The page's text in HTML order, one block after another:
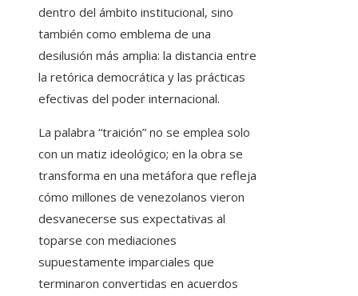
dentro del ámbito institucional, sino
también como emblema de una
desilusión más amplia: la distancia entre
la retórica democrática y las prácticas
efectivas del poder internacional.
La palabra “traición” no se emplea solo
con un matiz ideológico; en la obra se
transforma en una metáfora que refleja
cómo millones de venezolanos vieron
desvanecerse sus expectativas al
toparse con mediaciones
supuestamente imparciales que
terminaron convertidas en acuerdos